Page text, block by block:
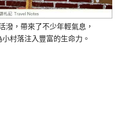
潑，帶來了不少年輕氣息，
村落注入豐富的生命力。